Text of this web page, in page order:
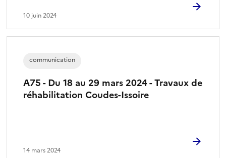
10 juin 2024
A75 - Du 18 au 29 mars 2024 - Travaux de
réhabilitation Coudes-Issoire
communication
14 mars 2024